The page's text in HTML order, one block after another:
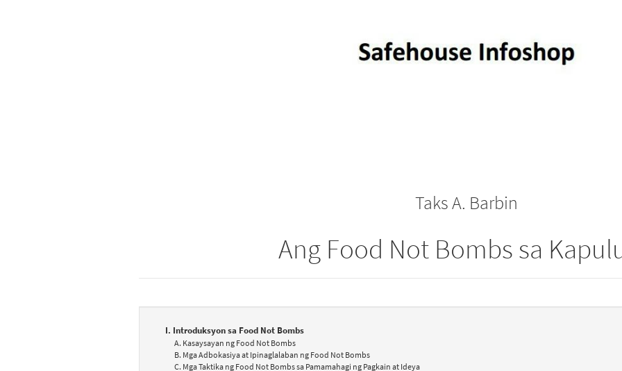
Taks A. Barbin
Ang Food Not Bombs sa
I. Introduksyon sa Food Not Bombs
A. Kasaysayan ng Food Not Bombs
B. Mga Adbokasiya at Ipinaglalaban ng Food Not Bombs
C. Mga Taktika ng Food Not Bombs sa Pamamahagi ng Pagkain at Ideya